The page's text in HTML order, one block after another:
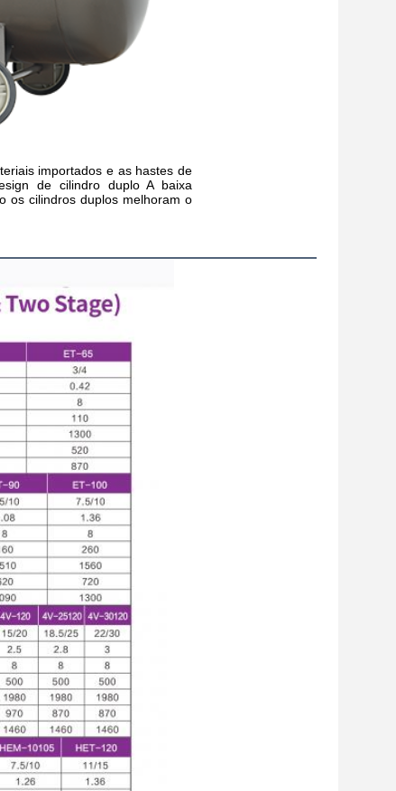
importados e as hastes de
de cilindro duplo A baixa
os cilindros duplos melhoram o